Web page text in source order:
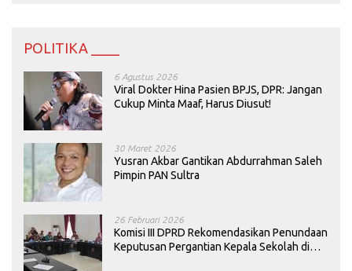
POLITIKA ____
6 Agustus 2026
Viral Dokter Hina Pasien BPJS, DPR: Jangan
Cukup Minta Maaf, Harus Diusut!
30 Maret 2026
Yusran Akbar Gantikan Abdurrahman Saleh
Pimpin PAN Sultra
26 Februari 2026
Komisi III DPRD Rekomendasikan Penundaan
Keputusan Pergantian Kepala Sekolah di